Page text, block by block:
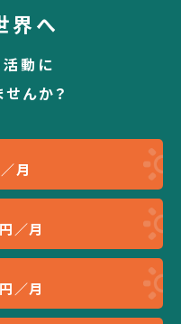
界へ
動に
んか？
月
円／月
円／月